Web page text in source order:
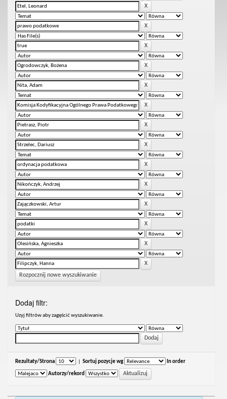
Rozpocznij nowe wyszukiwanie
Dodaj filtr:
Uzyj filtrów aby zagęścić wyszukiwanie.
Rezultaty/Strona Sortuj pozycje wg In order
Autorzy/rekord